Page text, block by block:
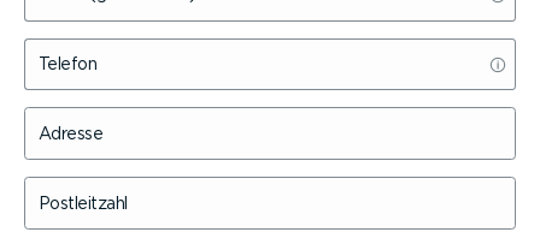
Telefon
Adresse
Postleitzahl